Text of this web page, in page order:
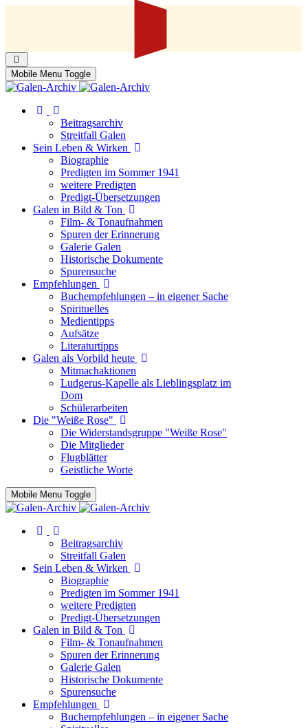
Mobile Menu Toggle
Beitragsarchiv
Streitfall Galen
Sein Leben & Wirken
Biographie
Predigten im Sommer 1941
weitere Predigten
Predigt-Übersetzungen
Galen in Bild & Ton
Film- & Tonaufnahmen
Spuren der Erinnerung
Galerie Galen
Historische Dokumente
Spurensuche
Empfehlungen
Buchempfehlungen – in eigener Sache
Spirituelles
Medientipps
Aufsätze
Literaturtipps
Galen als Vorbild heute
Mitmachaktionen
Ludgerus-Kapelle als Lieblingsplatz im
Dom
Schülerarbeiten
Die "Weiße Rose"
Die Widerstandsgruppe "Weiße Rose"
Die Mitglieder
Flugblätter
Geistliche Worte
Mobile Menu Toggle
Beitragsarchiv
Streitfall Galen
Sein Leben & Wirken
Biographie
Predigten im Sommer 1941
weitere Predigten
Predigt-Übersetzungen
Galen in Bild & Ton
Film- & Tonaufnahmen
Spuren der Erinnerung
Galerie Galen
Historische Dokumente
Spurensuche
Empfehlungen
Buchempfehlungen – in eigener Sache